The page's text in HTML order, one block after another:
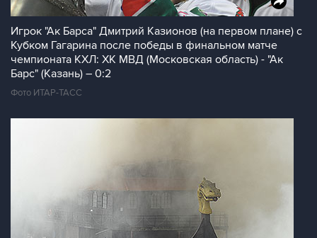
Игрок "Ак Барса" Дмитрий Казионов (на первом плане) с
Кубком Гагарина после победы в финальном матче
чемпионата КХЛ: ХК МВД (Московская область) - "Ак
Барс" (Казань) – 0:2
Фото ИТАР-ТАСС